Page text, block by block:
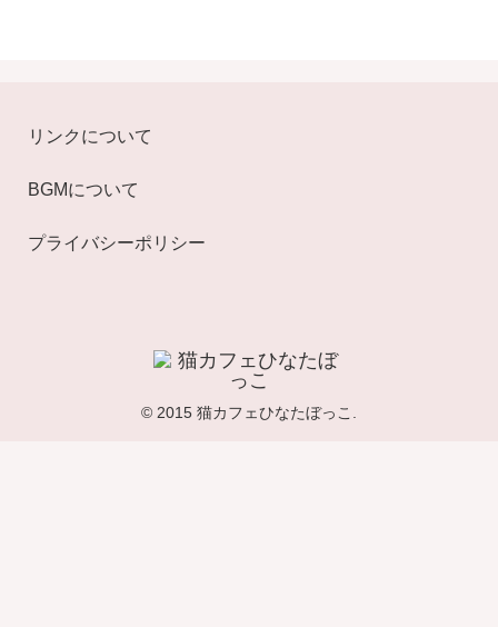
リンクについて
BGMについて
プライバシーポリシー
© 2015 猫カフェひなたぼっこ.